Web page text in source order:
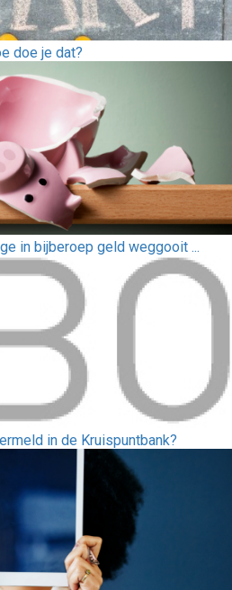
doe je dat?
in bijberoep geld weggooit ...
in de Kruispuntbank?